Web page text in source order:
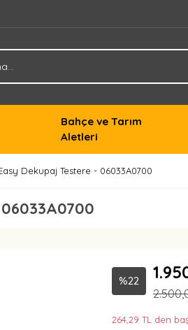
Bahçe ve Tarım
Aletleri
Dekupaj Testere - 06033A0700
%22
264,29 TL den